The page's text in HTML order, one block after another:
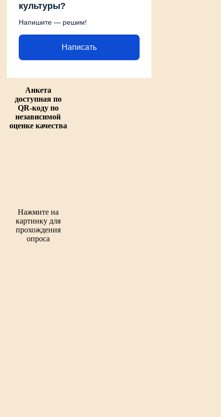
культуры?
Напишите — решим!
Написать
Анкета
доступная по
QR-коду по
независимой
оценке качества
Нажмите на
картинку для
прохождения
опроса